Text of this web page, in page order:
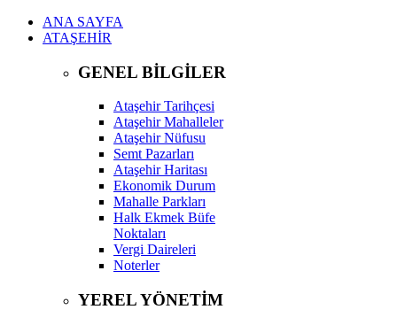
ANA SAYFA
ATAŞEHİR
GENEL BİLGİLER
Ataşehir Tarihçesi
Ataşehir Mahalleler
Ataşehir Nüfusu
Semt Pazarları
Ataşehir Haritası
Ekonomik Durum
Mahalle Parkları
Halk Ekmek Büfe
Noktaları
Vergi Daireleri
Noterler
YEREL YÖNETİM